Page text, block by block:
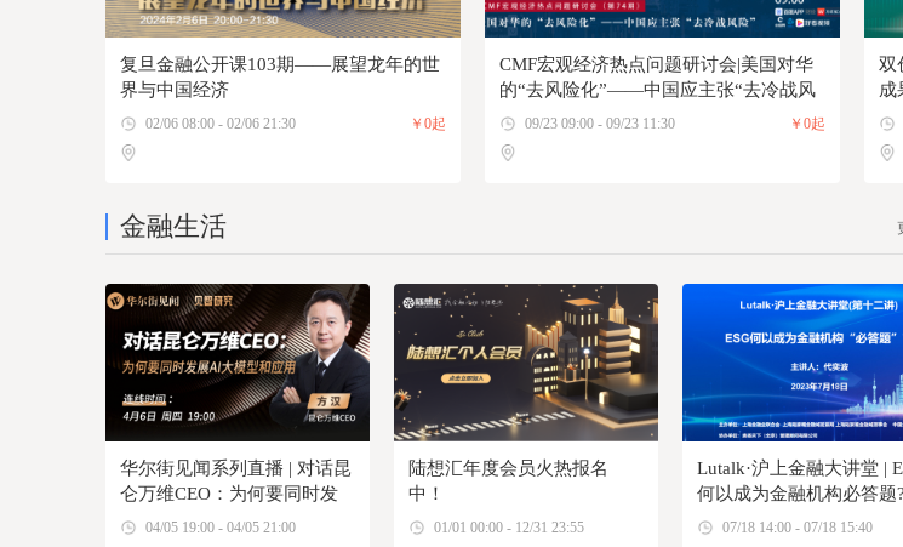
复旦金融公开课103期——展望龙年的世
界与中国经济
02/06 08:00 - 02/06 21:30 ￥0起
CMF宏观经济热点问题研讨会|美国对华
的“去风险化”——中国应主张“去冷战风
险” 09/23 09:00 - 09/23 11:30 ￥0起
双
成
金融生活
华尔街见闻系列直播 | 对话昆
仑万维CEO：为何要同时发
展AI大模型和应用
04/05 19:00 - 04/05 21:00
陆想汇年度会员火热报名
中！
01/01 00:00 - 12/31 23:55
Lutalk·沪上金融大讲堂 |
何以成为金融机构必答题?
07/18 14:00 - 07/18 15:40